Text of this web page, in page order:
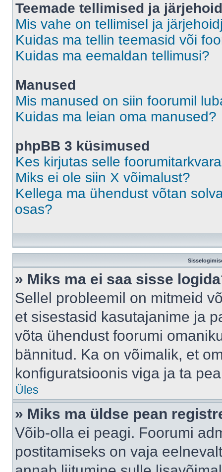
Teemade tellimised ja
Mis vahe on tellimisel ja
Kuidas ma tellin teemasid või
Kuidas ma eemaldan tellimusi?
Manused
Mis manused on siin foorumil
Kuidas ma leian oma manused?
phpBB 3 küsimused
Kes kirjutas selle
Miks ei ole siin X võimalust?
Kellega ma ühendust võtan
osas?
» Miks ma ei saa sisse
Sellel probleemil on mitmeid
et sisestasid kasutajanime ja
võta ühendust foorumi
bännitud. Ka on võimalik, et
konfiguratsioonis viga ja ta
Üles
» Miks ma üldse pean
Võib-olla ei peagi. Foorumi
postitamiseks on vaja